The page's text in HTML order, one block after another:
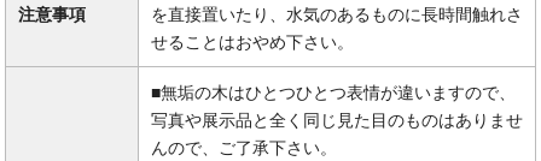
注意事項
を直接置いたり、水気のあるものに長時間触れさ
せることはおやめ下さい。
■無垢の木はひとつひとつ表情が違いますので、
写真や展示品と全く同じ見た目のものはありませ
んので、ご了承下さい。